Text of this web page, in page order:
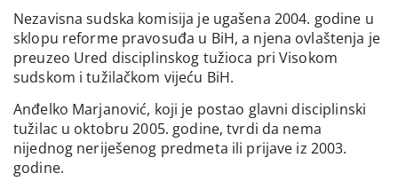
Nezavisna sudska komisija je ugašena 2004. godine u
sklopu reforme pravosuđa u BiH, a njena ovlaštenja je
preuzeo Ured disciplinskog tužioca pri Visokom
sudskom i tužilačkom vijeću BiH.
Anđelko Marjanović, koji je postao glavni disciplinski
tužilac u oktobru 2005. godine, tvrdi da nema
nijednog neriješenog predmeta ili prijave iz 2003.
godine.